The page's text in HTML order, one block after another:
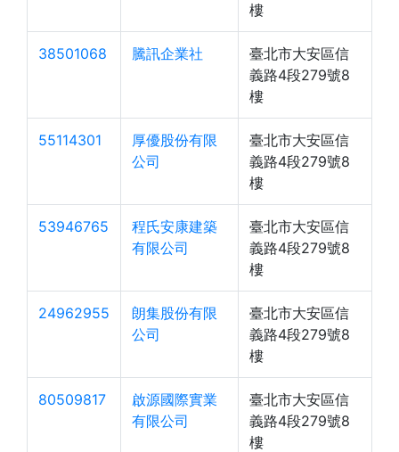
樓
38501068 騰訊企業社
臺北市大安區信
義路4段279號8
樓
55114301
厚優股份有限
公司
臺北市大安區信
義路4段279號8
樓
53946765
程氏安康建築
有限公司
臺北市大安區信
義路4段279號8
樓
24962955
朗集股份有限
公司
臺北市大安區信
義路4段279號8
樓
80509817
啟源國際實業
有限公司
臺北市大安區信
義路4段279號8
樓